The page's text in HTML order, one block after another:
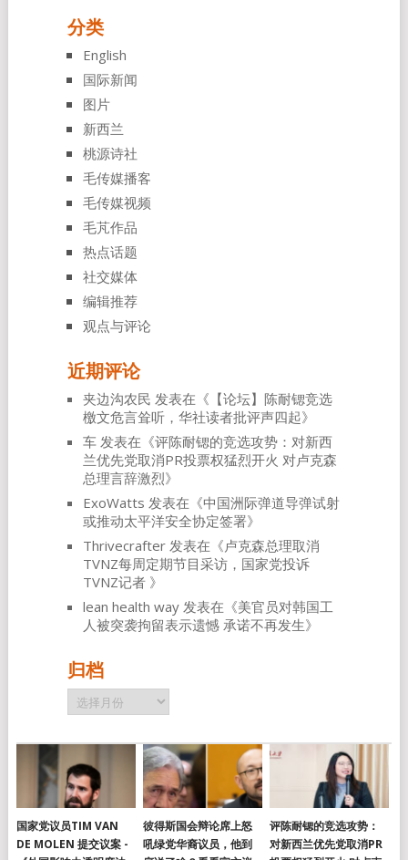
分类
English
国际新闻
图片
新西兰
桃源诗社
毛传媒播客
毛传媒视频
毛芃作品
热点话题
社交媒体
编辑推荐
观点与评论
近期评论
夹边沟农民 发表在《 【论坛】陈耐锶竞选
檄文危言耸听，华社读者批评声四起》
车发表在《评陈耐锶的竞选攻势：对新西
兰优先党取消PR投票权猛烈开火 对卢克森
总理言辞激烈》
ExoWatts 发表在《中国洲际弹道导弹试射
或推动太平洋安全协定签署》
Thrivecrafter发表在《卢克森总理取消
TVNZ每周定期节目采访，国家党投诉
TVNZ记者 》
lean health way发表在《美官员对韩国工
人被突袭拘留表示遗憾 承诺不再发生》
归档
归
档
国家党议员TIM VAN
DE MOLEN 提交议案 -
彼得斯国会辩论席上怒
吼绿党华裔议员，他到
评陈耐锶的竞选攻势：
对新西兰优先党取消PR